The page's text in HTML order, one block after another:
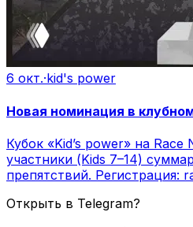
6 окт.·kid's power
Новая номинация в
Кубок «Kid’s power» на
участники (Kids 7–14)
препятствий. Регистрация:
Открыть в Telegram?